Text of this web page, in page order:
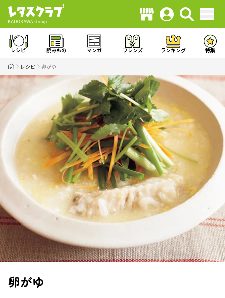
レシピ 読みもの マンガ フレンズ ランキング 特集
レシピ 卵がゆ
卵がゆ